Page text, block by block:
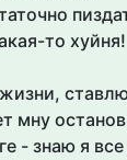
то хуйня!
мну
- знаю я